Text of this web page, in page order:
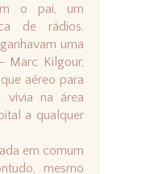
o pai, um
de rádios.
uma
Marc Kilgour,
aéreo para
vivia na área
a qualquer
em comum
mesmo